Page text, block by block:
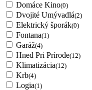
Domáce Kino(0)
Dvojité Umývadlá(2)
Elektrický šporák(0)
Fontana(1)
Garáž(4)
Hned Pri Prírode(12)
Klimatizácia(12)
Krb(4)
Logia(1)